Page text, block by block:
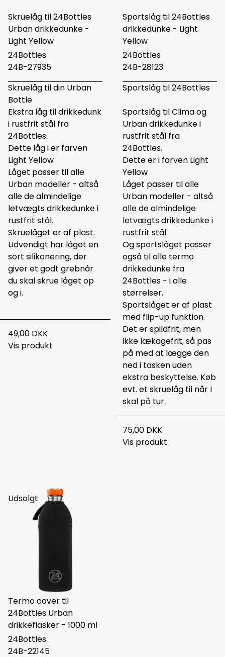
Skruelåg til 24Bottles
Urban drikkedunke -
Light Yellow
24Bottles
24B-27935
Skruelåg til din Urban
Bottle
Ekstra låg til drikkedunk
i rustfrit stål fra
24Bottles.
Dette låg i er farven
Light Yellow
Låget passer til alle
Urban modeller - altså
alle de almindelige
letvægts drikkedunke i
rustfrit stål.
Skruelåget er af plast.
Udvendigt har låget en
sort silikonering, der
giver et godt grebnår
du skal skrue låget op
og i.
49,00 DKK
Vis produkt
Sportslåg til 24Bottles
drikkedunke - Light
Yellow
24Bottles
24B-28123
Sportslåg til 24Bottles
Sportslåg til Clima og
Urban drikkedunke i
rustfrit stål fra
24Bottles.
Dette er i farven Light
Yellow
Låget passer til alle
Urban modeller - altså
alle de almindelige
letvægts drikkedunke i
rustfrit stål.
Og sportslåget passer
også til alle termo
drikkedunke fra
24Bottles - i alle
størrelser.
Sportslåget er af plast
med flip-up funktion.
Det er spildfrit, men
ikke lækagefrit, så pas
på med at lægge den
ned i tasken uden
ekstra beskyttelse. Køb
evt. et skruelåg til når I
skal på tur.
75,00 DKK
Vis produkt
Udsolgt
Termo cover til
24Bottles Urban
drikkeflasker - 1000 ml
24Bottles
24B-22145